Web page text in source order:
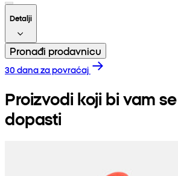
Detalji
Pronađi prodavnicu
30 dana za povraćaj
Proizvodi koji bi vam
dopasti